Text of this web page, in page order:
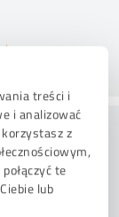
treści i
i analizować
z
te
lub